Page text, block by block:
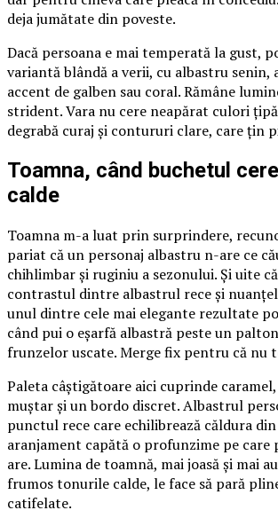
deja jumătate din poveste.
Dacă persoana e mai temperată la gust,
variantă blândă a verii, cu albastru senin,
accent de galben sau coral. Rămâne
strident. Vara nu cere neapărat culori
degrabă curaj și contururi clare, care țin
Toamna, când buchetul
calde
Toamna m-a luat prin surprindere,
pariat că un personaj albastru n-are ce
chihlimbar și ruginiu a sezonului. Și uite
contrastul dintre albastrul rece și
unul dintre cele mai elegante rezultate
când pui o eșarfă albastră peste un
frunzelor uscate. Merge fix pentru că nu
Paleta câștigătoare aici cuprinde
muștar și un bordo discret. Albastrul
punctul rece care echilibrează căldura
aranjament capătă o profunzime pe care
are. Lumina de toamnă, mai joasă și mai
frumos tonurile calde, le face să pară
catifelate.